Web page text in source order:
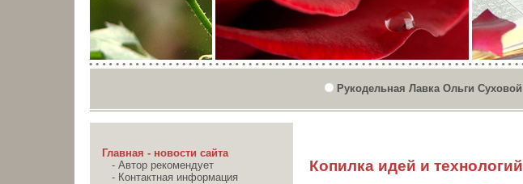
Рукодельная Лавка Ольги Суховой
Главная - новости сайта
- Автор рекомендует
- Контактная информация
Копилка идей и технологий